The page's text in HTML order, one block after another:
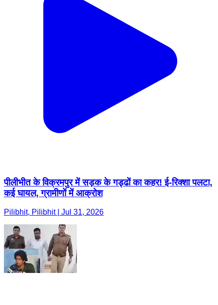
पीलीभीत के विक्रमपुर में सड़क के गड्ढों का कहर! ई-रिक्शा पलटा,
कई घायल, ग्रामीणों में आक्रोश
Pilibhit, Pilibhit | Jul 31, 2026